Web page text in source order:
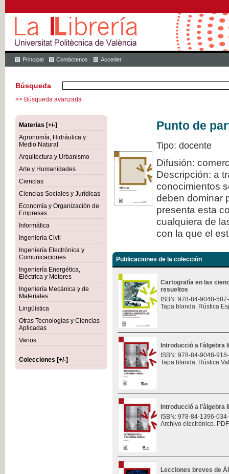
Principal Contáctenos Acceder
Búsqueda
>> Búsqueda avanzada
Materias [+/-]
Agronomía, Hidráulica y
Medio Natural
Arquitectura y Urbanismo
Arte y Humanidades
Ciencias
Ciencias Sociales y Jurídicas
Economía y Organización de
Empresas
Informática
Ingeniería Civil
Ingeniería Electrónica y
Comunicaciones
Ingeniería Energética,
Eléctrica y Motores
Ingeniería Mecánica y de
Materiales
Lingüística
Otras Tecnologías y Ciencias
Aplicadas
Varios
Colecciones [+/-]
Punto de
Tipo: docente
Difusión:
Descripción: a
conocimientos
deben dominar
presenta esta
cualquiera de
con la que el
Publicaciones de la colección
Cartografía en las
resueltos
ISBN: 978-84-9048-
Tapa blanda. Rústica
Introducció a l'àlgebra
ISBN: 978-84-9048-
Tapa blanda. Rústica
Introducció a l'àlgebra
ISBN: 978-84-1396-
Archivo electrónico.
Lecciones breves de